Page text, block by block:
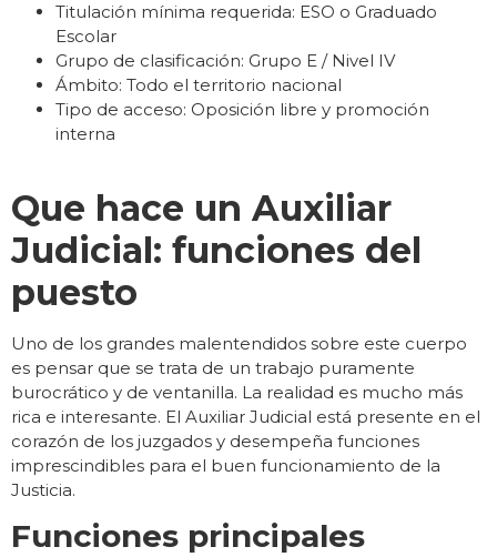
Titulación mínima requerida: ESO o Graduado
Escolar
Grupo de clasificación: Grupo E / Nivel IV
Ámbito: Todo el territorio nacional
Tipo de acceso: Oposición libre y promoción
interna
Que hace un Auxiliar
Judicial: funciones del
puesto
Uno de los grandes malentendidos sobre este cuerpo
es pensar que se trata de un trabajo puramente
burocrático y de ventanilla. La realidad es mucho más
rica e interesante. El Auxiliar Judicial está presente en el
corazón de los juzgados y desempeña funciones
imprescindibles para el buen funcionamiento de la
Justicia.
Funciones principales